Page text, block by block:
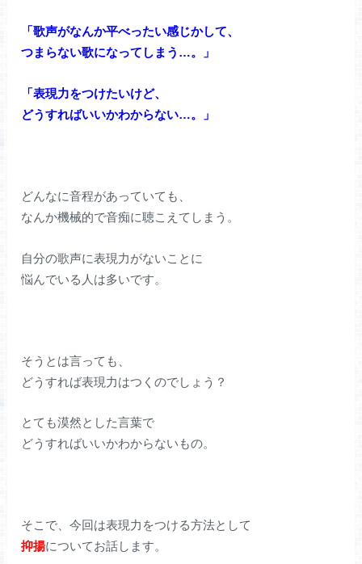
「歌声がなんか平べったい感じかして、
つまらない歌になってしまう…。」
「表現力をつけたいけど、
どうすればいいかわからない…。」
どんなに音程があっていても、
なんか機械的で音痴に聴こえてしまう。
自分の歌声に表現力がないことに
悩んでいる人は多いです。
そうとは言っても、
どうすれば表現力はつくのでしょう？
とても漠然とした言葉で
どうすればいいかわからないもの。
そこで、今回は表現力をつける方法として
抑揚についてお話します。